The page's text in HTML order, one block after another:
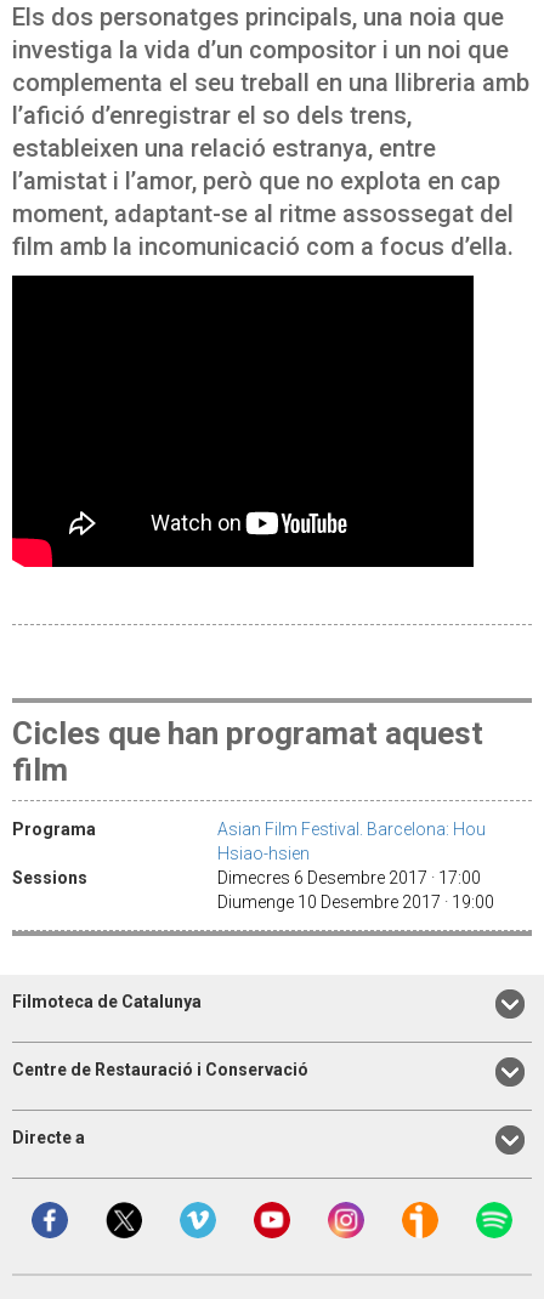
Els dos personatges principals, una noia que
investiga la vida d’un compositor i un noi que
complementa el seu treball en una llibreria amb
l’afició d’enregistrar el so dels trens,
estableixen una relació estranya, entre
l’amistat i l’amor, però que no explota en cap
moment, adaptant-se al ritme assossegat del
film amb la incomunicació com a focus d’ella.
Cicles que han programat aquest
film
Programa
Asian Film Festival. Barcelona: Hou
Hsiao-hsien
Sessions
Dimecres 6 Desembre 2017 · 17:00
Diumenge 10 Desembre 2017 · 19:00
Filmoteca de Catalunya
Centre de Restauració i Conservació
Directe a